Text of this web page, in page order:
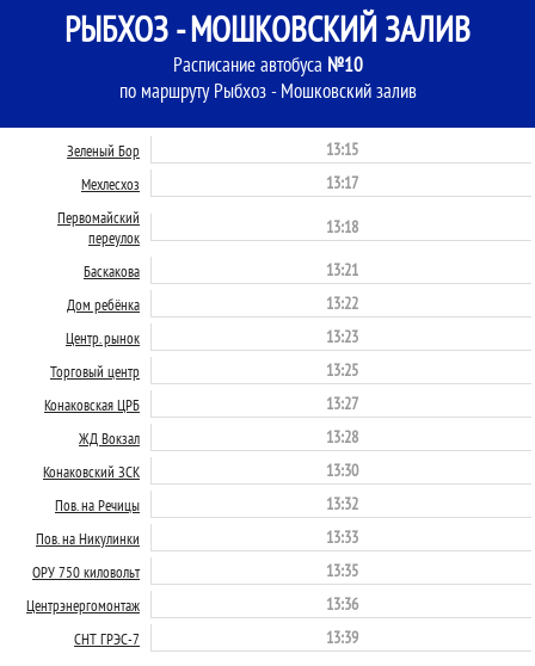
РЫБХОЗ - МОШКОВСКИЙ ЗАЛИВ
Расписание автобуса №10
по маршруту Рыбхоз - Мошковский залив
Зеленый Бор 13:15
Мехлесхоз 13:17
Первомайский
переулок
13:18
Баскакова 13:21
Дом ребёнка 13:22
Центр. рынок 13:23
Торговый центр 13:25
Конаковская ЦРБ 13:27
ЖД Вокзал 13:28
Конаковский ЗСК 13:30
Пов. на Речицы 13:32
Пов. на Никулинки 13:33
ОРУ 750 киловольт 13:35
Центрэнергомонтаж 13:36
СНТ ГРЭС-7 13:39